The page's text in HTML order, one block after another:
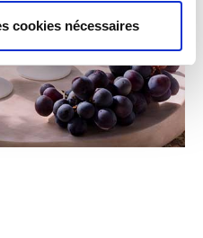
cookies nécessaires